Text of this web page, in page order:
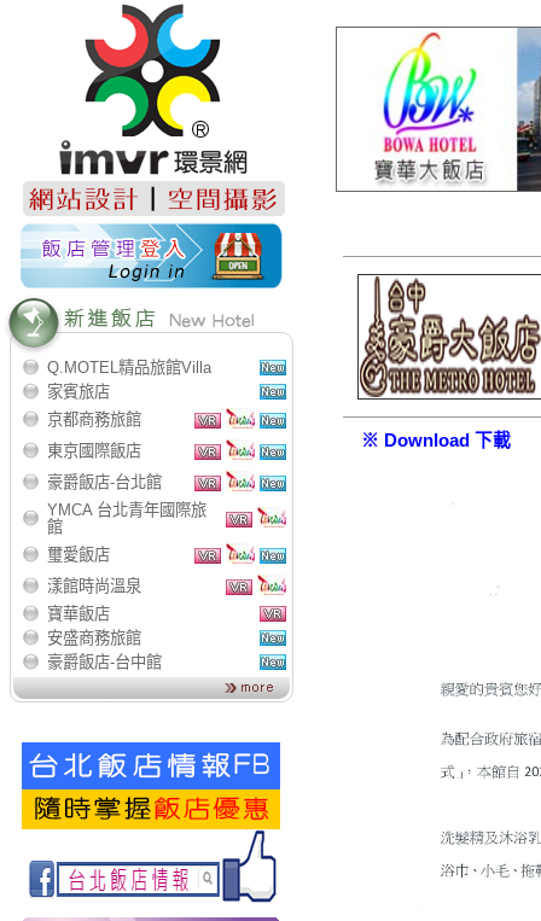
Q.MOTEL精品旅館Villa
家賓旅店
京都商務旅館
東京國際飯店
豪爵飯店-台北館
YMCA 台北青年國際旅
館
璽愛飯店
漾館時尚溫泉
寶華飯店
安盛商務旅館
豪爵飯店-台中館
※ Download 下載